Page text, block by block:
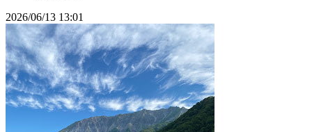
2026/06/13 13:01